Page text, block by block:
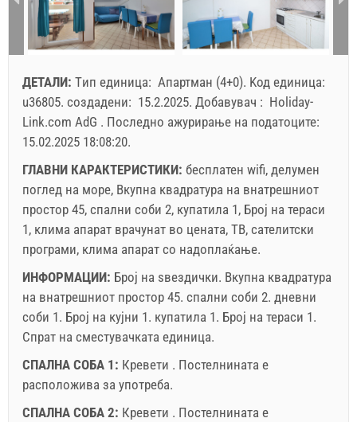
ДЕТАЛИ: Tип единица: Апартман (4+0). Kод единица:
u36805. создадени: 15.2.2025. Добавувач : Holiday-
Link.com AdG . Последно ажурирање на податоците:
15.02.2025 18:08:20.
ГЛАВНИ КАРАКТЕРИСТИКИ: бесплатен wifi, делумен
поглед на море, Вкупна квадратура на внатрешниот
простор 45, спални соби 2, купатила 1, Број на тераси
1, клима апарат врачунат во цената, ТВ, сателитски
програми, клима апарат со надоплаќање.
ИНФОРМАЦИИ: Број на ѕвездички. Вкупна квадратура
на внатрешниот простор 45. спални соби 2. дневни
соби 1. Број на кујни 1. купатила 1. Број на тераси 1.
Спрат на сместувачката единица.
СПАЛНА СОБА 1: Кревети . Постелнината е
расположива за употреба.
СПАЛНА СОБА 2: Кревети . Постелнината е